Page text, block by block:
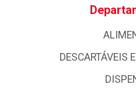
DESCARTÁVEIS